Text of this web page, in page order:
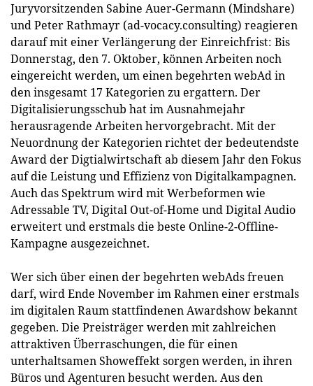
Juryvorsitzenden Sabine Auer-Germann (Mindshare)
und Peter Rathmayr (ad-vocacy.consulting) reagieren
darauf mit einer Verlängerung der Einreichfrist: Bis
Donnerstag, den 7. Oktober, können Arbeiten noch
eingereicht werden, um einen begehrten webAd in
den insgesamt 17 Kategorien zu ergattern. Der
Digitalisierungsschub hat im Ausnahmejahr
herausragende Arbeiten hervorgebracht. Mit der
Neuordnung der Kategorien richtet der bedeutendste
Award der Digtialwirtschaft ab diesem Jahr den Fokus
auf die Leistung und Effizienz von Digitalkampagnen.
Auch das Spektrum wird mit Werbeformen wie
Adressable TV, Digital Out-of-Home und Digital Audio
erweitert und erstmals die beste Online-2-Offline-
Kampagne ausgezeichnet.
Wer sich über einen der begehrten webAds freuen
darf, wird Ende November im Rahmen einer erstmals
im digitalen Raum stattfindenen Awardshow bekannt
gegeben. Die Preisträger werden mit zahlreichen
attraktiven Überraschungen, die für einen
unterhaltsamen Showeffekt sorgen werden, in ihren
Büros und Agenturen besucht werden. Aus den